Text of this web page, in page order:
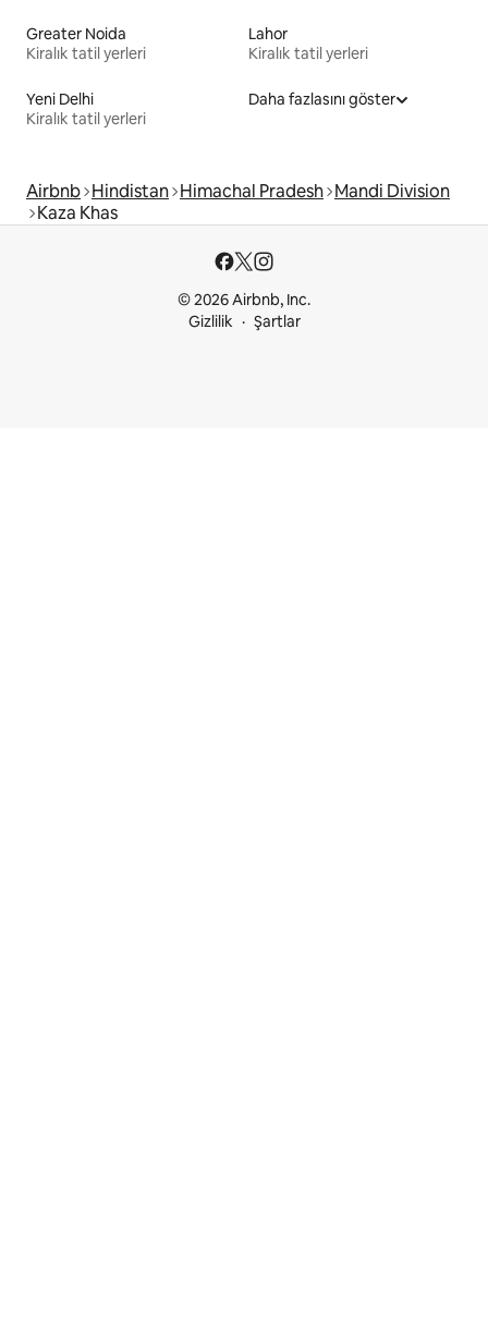
Greater Noida
Kiralık tatil yerleri
Lahor
Kiralık tatil yerleri
Yeni Delhi
Kiralık tatil yerleri
Daha fazlasını göster
Airbnb Hindistan Himachal Pradesh Mandi Division
Kaza Khas
© 2026 Airbnb, Inc.
Gizlilik
Şartlar